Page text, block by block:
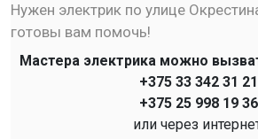
Нужен электрик по улице
готовы вам помочь!
Мастера электрика можно
+375 33 342 31 21
+375 25 998 19 36
или через